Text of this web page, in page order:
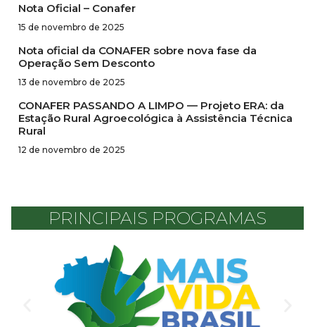
Nota Oficial – Conafer
15 de novembro de 2025
Nota oficial da CONAFER sobre nova fase da
Operação Sem Desconto
13 de novembro de 2025
CONAFER PASSANDO A LIMPO — Projeto ERA: da
Estação Rural Agroecológica à Assistência Técnica
Rural
12 de novembro de 2025
PRINCIPAIS PROGRAMAS